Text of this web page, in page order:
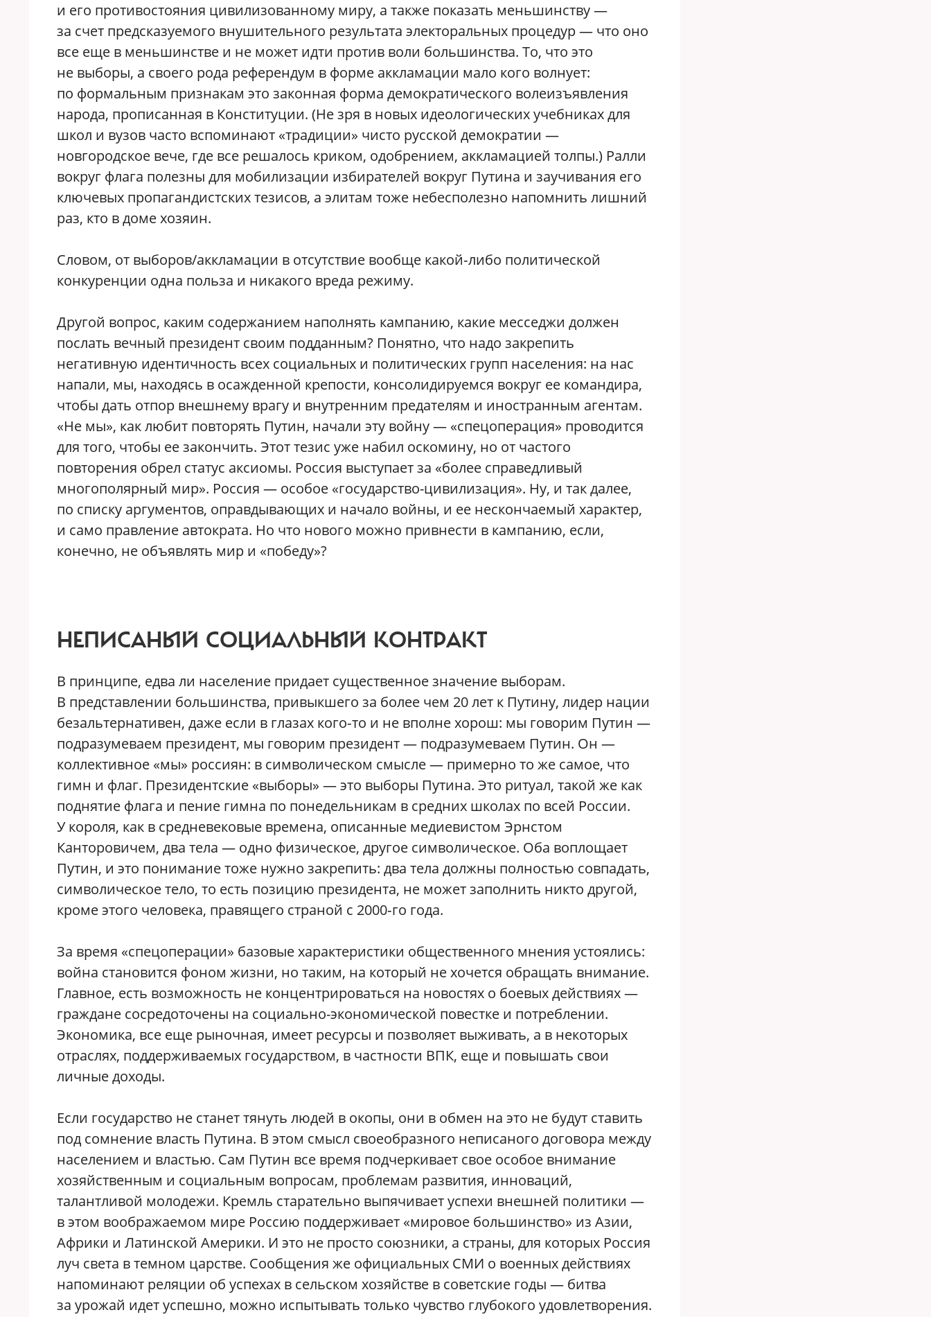
и его противостояния цивилизованному миру, а также показать меньшинству —
за счет предсказуемого внушительного результата электоральных процедур — что оно
все еще в меньшинстве и не может идти против воли большинства. То, что это
не выборы, а своего рода референдум в форме аккламации мало кого волнует:
по формальным признакам это законная форма демократического волеизъявления
народа, прописанная в Конституции. (Не зря в новых идеологических учебниках для
школ и вузов часто вспоминают «традиции» чисто русской демократии —
новгородское вече, где все решалось криком, одобрением, аккламацией толпы.) Ралли
вокруг флага полезны для мобилизации избирателей вокруг Путина и заучивания его
ключевых пропагандистских тезисов, а элитам тоже небесполезно напомнить лишний
раз, кто в доме хозяин.
Словом, от выборов/аккламации в отсутствие вообще какой‑либо политической
конкуренции одна польза и никакого вреда режиму.
Другой вопрос, каким содержанием наполнять кампанию, какие месседжи должен
послать вечный президент своим подданным? Понятно, что надо закрепить
негативную идентичность всех социальных и политических групп населения: на нас
напали, мы, находясь в осажденной крепости, консолидируемся вокруг ее командира,
чтобы дать отпор внешнему врагу и внутренним предателям и иностранным агентам.
«Не мы», как любит повторять Путин, начали эту войну — «спецоперация» проводится
для того, чтобы ее закончить. Этот тезис уже набил оскомину, но от частого
повторения обрел статус аксиомы. Россия выступает за «более справедливый
многополярный мир». Россия — особое «государство-цивилизация». Ну, и так далее,
по списку аргументов, оправдывающих и начало войны, и ее нескончаемый характер,
и само правление автократа. Но что нового можно привнести в кампанию, если,
конечно, не объявлять мир и «победу»?
НЕПИСАНЫЙ СОЦИАЛЬНЫЙ КОНТРАКТ
В принципе, едва ли население придает существенное значение выборам.
В представлении большинства, привыкшего за более чем 20 лет к Путину, лидер нации
безальтернативен, даже если в глазах кого‑то и не вполне хорош: мы говорим Путин —
подразумеваем президент, мы говорим президент — подразумеваем Путин. Он —
коллективное «мы» россиян: в символическом смысле — примерно то же самое, что
гимн и флаг. Президентские «выборы» — это выборы Путина. Это ритуал, такой же как
поднятие флага и пение гимна по понедельникам в средних школах по всей России.
У короля, как в средневековые времена, описанные медиевистом Эрнстом
Канторовичем, два тела — одно физическое, другое символическое. Оба воплощает
Путин, и это понимание тоже нужно закрепить: два тела должны полностью совпадать,
символическое тело, то есть позицию президента, не может заполнить никто другой,
кроме этого человека, правящего страной с 2000‑го года.
За время «спецоперации» базовые характеристики общественного мнения устоялись:
война становится фоном жизни, но таким, на который не хочется обращать внимание.
Главное, есть возможность не концентрироваться на новостях о боевых действиях —
граждане сосредоточены на социально-экономической повестке и потреблении.
Экономика, все еще рыночная, имеет ресурсы и позволяет выживать, а в некоторых
отраслях, поддерживаемых государством, в частности ВПК, еще и повышать свои
личные доходы.
Если государство не станет тянуть людей в окопы, они в обмен на это не будут ставить
под сомнение власть Путина. В этом смысл своеобразного неписаного договора между
населением и властью. Сам Путин все время подчеркивает свое особое внимание
хозяйственным и социальным вопросам, проблемам развития, инноваций,
талантливой молодежи. Кремль старательно выпячивает успехи внешней политики —
в этом воображаемом мире Россию поддерживает «мировое большинство» из Азии,
Африки и Латинской Америки. И это не просто союзники, а страны, для которых Россия
луч света в темном царстве. Сообщения же официальных СМИ о военных действиях
напоминают реляции об успехах в сельском хозяйстве в советские годы — битва
за урожай идет успешно, можно испытывать только чувство глубокого удовлетворения.